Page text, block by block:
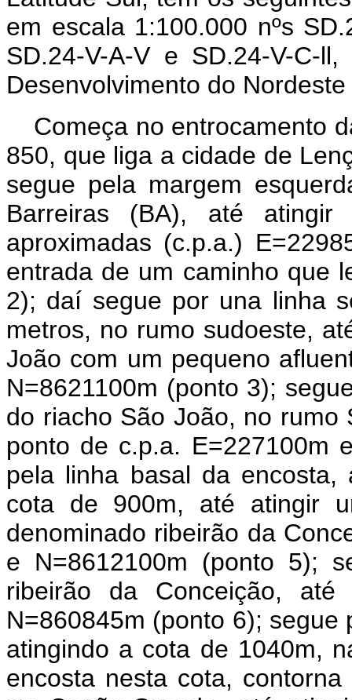
em escala 1:100.000 nºs
SD.24-V-A-V e SD.24-V-C-
Desenvolvimento do
Começa no entrocamento da rodovia BR-242 com a rodovia BA-850, que liga a cidade de Lençóis àquela rodovia federal (ponto 1); segue pela margem esquerda da BR-242, no sentido Salvador-Barreiras (BA), até atingir o ponto de coordenadas planas aproximadas (c.p.a.) E=229850m e N=8622040m, onde existe a entrada de um caminho que leva ao povoado de São João (ponto 2); daí segue por una linha seca reta de aproximadamente 1900 metros, no rumo sudoeste, até atingir a confluência do riacho São João com um pequeno afluente, no ponto de c.p.a. E=228200m e N=8621100m (ponto 3); segue a montante pela margem esquerda do riacho São João, no rumo SSO, até atingir suas cabeceiras, no ponto de c.p.a. E=227100m e N=8671100m (ponto 4); daí segue pela linha basal da encosta, acompanhando aproximadamente a cota de 900m, até atingir um afluente do riacho Bom Jardim denominado ribeirão da Conceição, no ponto de c.p.a E=226900m e N=8612100m (ponto 5); segue a montante pelo talvegue do ribeirão da Conceição, até o ponto de c.p.a. E=229850m e N=860845m (ponto 6); segue por uma linha reta seca de rumo Sul, atingindo a cota de 1040m, na base da escarpa e, seguindo pela encosta nesta cota, contorna todo o fundo do vale de Caeté-Açu ou Capão-Grande, até atingir o ponto de c.p.a. E=226550m e N=8604800m (ponto 7); desse ponto, segue por um linha reta no rumo NNE de aproximadamente 450 metros até atingir a margem esquerda de um formador do rio Preto ou Grande, no lugar onde este formador inicia um grande meandro, ponto de c.p.a. E=226650m e M=8604750m (ponto 8); daí, atravessa o riacho e segue por sua margem direita até sua foz no rio Preto ou Grande, ponto de c.p.a. E=225550m e N=8605650 (ponto 9); atravessa o rio Preto ou Grande e segue então a montante pela margem esquerda desse rio, até uma de suas nascentes, no ponto de c.p.a. E=224700m e N=8596000m (ponto 10); daí, segue pela base da escarpa, passando pelos pontos de c.p.a E=224900m e N=8594750m, E=225500m e N=8592000m; E=226350m e N=8590000m; E=227100m e N=8588000m; E=227700m e N=8586000m; E=228700m e N=8580000m; E=227100m e N=8778000m; E=229250m e N=8577300m; E=229550m e N=8576100m; E=229800m e N=8575250m; E=229850m e N=8574000m; E=230900m e N=8570000m; e atingindo a cabeceira de um pequeno afluente do rio Capãozinho, no ponto de c.p.a. E=232600m e N=8565500m (ponto 11); desce pelo talvegue desse curso d'água até o ponto onde ele cruza a estrada que liga Guiné a Mucugê (ponto 12); segue pela margem direita dessa estrada, em direção a Mucugê, até o ponto de c p a. E=234450m e N=8560500m (ponto 13); segue por um linha reta de rumo Leste até o ponto de c.p.a. E=236050m e N=8560500m (ponto 14); daí segue por linha reta seca até atingir a ponte sobre o rio Paraguassu, na estrada Mucugê-São João (ponto 15); daí seguindo pela margem esquerda dessa estrada, em direção a Mucugê, até o ponto de c.p.a. E=238000m e N=8560200m (ponto 16); deste ponto, segue por uma linha reta de rumo SSE, de aproximadamente 400m, subindo a encosta da elevação fronteiriça e atingindo a cota de 1200m (ponto 17); desse ponto, segue pela encosta da escarpa, acompanhando aproximadamente a cota de 1200m até o ponto de c.p.a. E=248000m e N=8538250m (ponto 18), segue por um linha reta até o ponto de c.p.a. E=248000m e N=8537550m (ponto 19); segue pela encosta da escarpa, aproximadamente acompanhando a cota de 1200m, até o ponto de c.p.a. E=249200m e N=8534500m (ponto 20); segue por uma linha reta de aproximadamente 300m até o ponto de c.p.a. E=249500m e N=8531550m (ponto 21); continua pela encosta da escarpa da Serra do Sincorá, acompanhando aproximadamente a cota de 1200m até o ponto de c.p.a. E=251500m e N=8526800m, onde há uma falha entre as elevações (ponto 22); segue pelo flanco sul da falha até o ponto c.p.a. E=253750m e N=8527700m (ponto 23); deste segue por uma linha reta de rumo Leste, até atingir o topo da elevação de cota 1178m, no ponto de c.p.a. E=257350m e N=8527850m (ponto 24); daí, segue em direção ENE por uma linha reta de cerca de 3100m até atingir o topo da elevação de cota 1070m, no ponto de c.p.a.